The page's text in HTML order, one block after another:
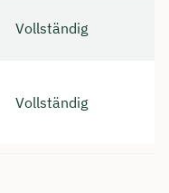
Vollständig
Vollständig